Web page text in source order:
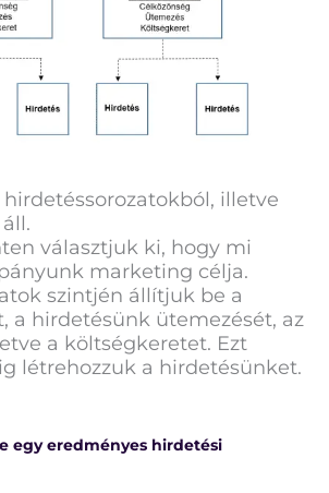
illetve
választjuk ki, hogy mi
marketing célja.
szintjén állítjuk be a
a hirdetésünk ütemezését, az
a költségkeretet. Ezt
létrehozzuk a hirdetésünket.
egy eredményes hirdetési